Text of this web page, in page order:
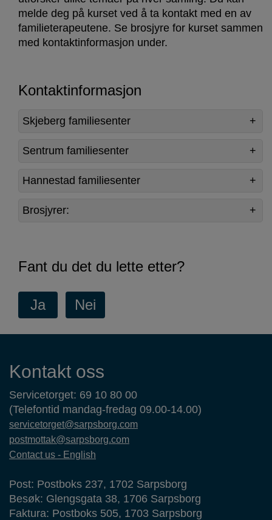
melde deg på kurset ved å ta kontakt med en av
familieterapeutene. Se brosjyre for kurset sammen
med kontaktinformasjon under.
Kontaktinformasjon
Skjeberg familiesenter
Sentrum familiesenter
Hannestad familiesenter
Brosjyrer:
Fant du det du lette etter?
Kontaktinformasjon
Kontakt oss
Servicetorget: 69 10 80 00
(Telefontid mandag-fredag 09.00-14.00)
servicetorget@sarpsborg.com
postmottak@sarpsborg.com
Contact us - English
Post: Postboks 237, 1702 Sarpsborg
Besøk: Glengsgata 38, 1706 Sarpsborg
Faktura: Postboks 505, 1703 Sarpsborg